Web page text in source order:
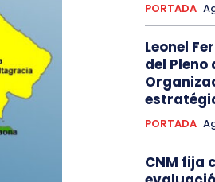
PORTADA
Leonel
del
PORTADA
CNM fija